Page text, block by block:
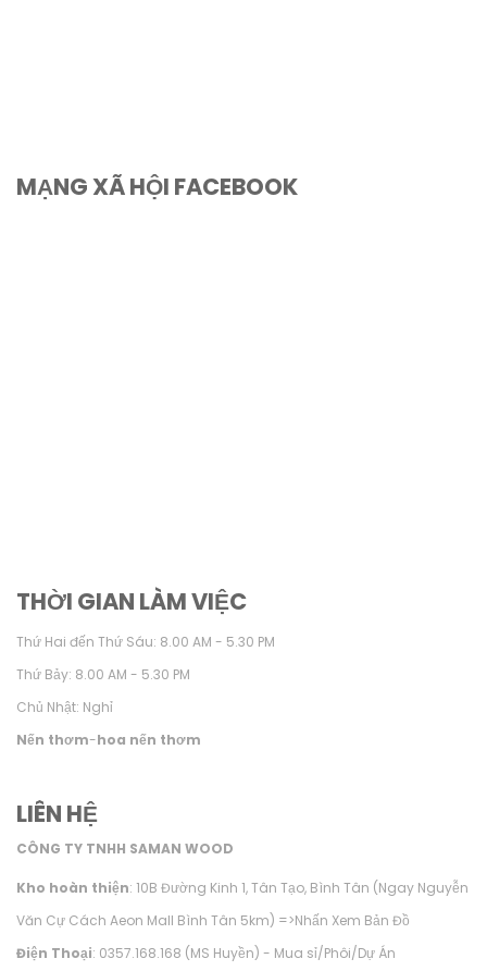
MẠNG XÃ HỘI FACEBOOK
THỜI GIAN LÀM VIỆC
Thứ Hai đến Thứ Sáu: 8.00 AM - 5.30 PM
Thứ Bảy: 8.00 AM - 5.30 PM
Chủ Nhật: Nghỉ
Nến thơm-hoa nến thơm
LIÊN HỆ
CÔNG TY TNHH SAMAN WOOD
Kho hoàn thiện: 10B Đường Kinh 1, Tân Tạo, Bình Tân (Ngay Nguyễn
Văn Cự Cách Aeon Mall Bình Tân 5km) =>Nhấn Xem Bản Đồ
Điện Thoại: 0357.168.168 (MS Huyền) - Mua sỉ/Phôi/Dự Án